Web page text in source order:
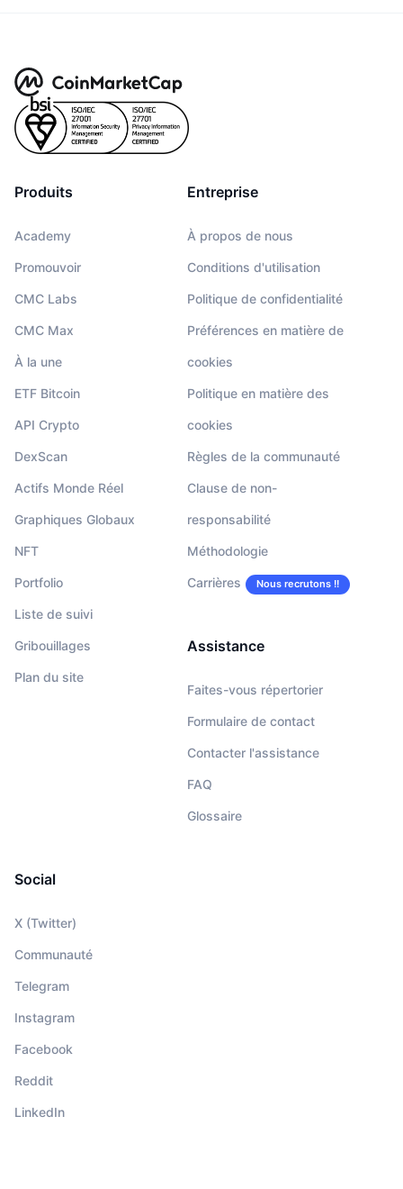
Produits
Academy
Promouvoir
CMC Labs
CMC Max
À la une
ETF Bitcoin
API Crypto
DexScan
Actifs Monde Réel
Graphiques Globaux
NFT
Portfolio
Liste de suivi
Gribouillages
Plan du site
Entreprise
À propos de nous
Conditions d'utilisation
Politique de confidentialité
Préférences en matière de
cookies
Politique en matière des
cookies
Règles de la communauté
Clause de non-
responsabilité
Méthodologie
Carrières Nous recrutons !!
Assistance
Faites-vous répertorier
Formulaire de contact
Contacter l'assistance
FAQ
Glossaire
Social
X (Twitter)
Communauté
Telegram
Instagram
Facebook
Reddit
LinkedIn